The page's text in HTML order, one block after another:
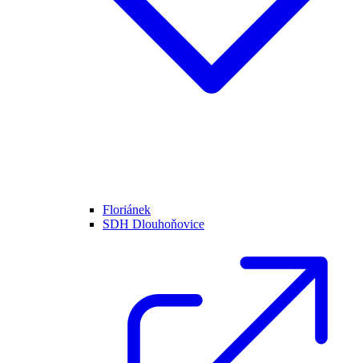
Floriánek
SDH Dlouhoňovice